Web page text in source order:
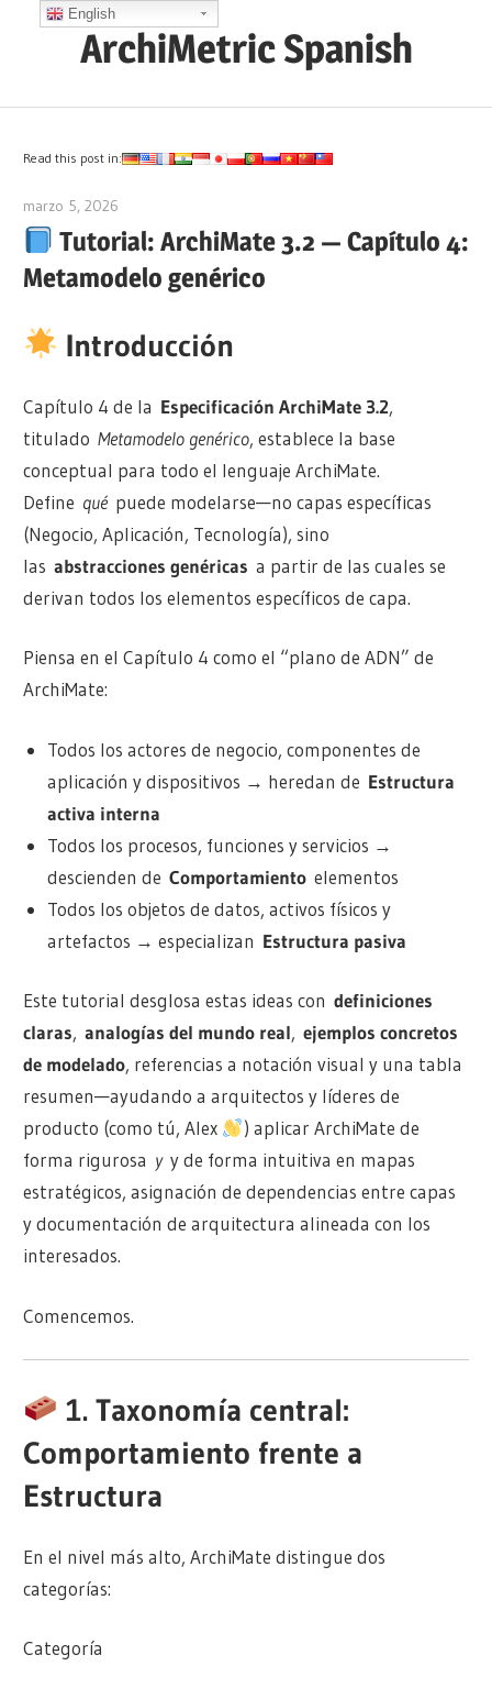
Saltar
ArchiMetric Spanish
Ops,
Agile
and
More
Read this post in:
marzo 5, 2026
Tutorial: ArchiMate 3.2 — Capítulo 4:
Metamodelo genérico
Introducción
Capítulo 4 de la Especificación ArchiMate 3.2,
tituladoMetamodelo genérico, establece la base
conceptual para todo el lenguaje ArchiMate.
Define quépuede modelarse—no capas específicas
(Negocio, Aplicación, Tecnología), sino
lasabstracciones genéricas a partir de las cuales se
derivan todos los elementos específicos de capa.
Piensa en el Capítulo 4 como el “plano de ADN” de
ArchiMate:
Todos los actores de negocio, componentes de
aplicación y dispositivos → heredan de Estructura
activa interna
Todos los procesos, funciones y servicios →
descienden de Comportamientoelementos
Todos los objetos de datos, activos físicos y
artefactos → especializan Estructura pasiva
Este tutorial desglosa estas ideas condefiniciones
claras,analogías del mundo real,ejemplos concretos
de modelado, referencias a notación visual y una tabla
resumen—ayudando a arquitectos y líderes de
producto (como tú, Alex
) aplicar ArchiMate de
forma rigurosa yy de forma intuitiva en mapas
estratégicos, asignación de dependencias entre capas
y documentación de arquitectura alineada con los
interesados.
Comencemos.
1. Taxonomía central:
Comportamiento frente a
Estructura
En el nivel más alto, ArchiMate distingue dos
categorías:
Categoría
English